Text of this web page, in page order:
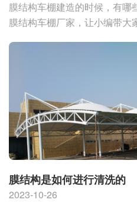
膜结构车棚建造的时候，有
膜结构车棚厂家，让小编带大
膜结构是如何进行清洗的
2023-10-26